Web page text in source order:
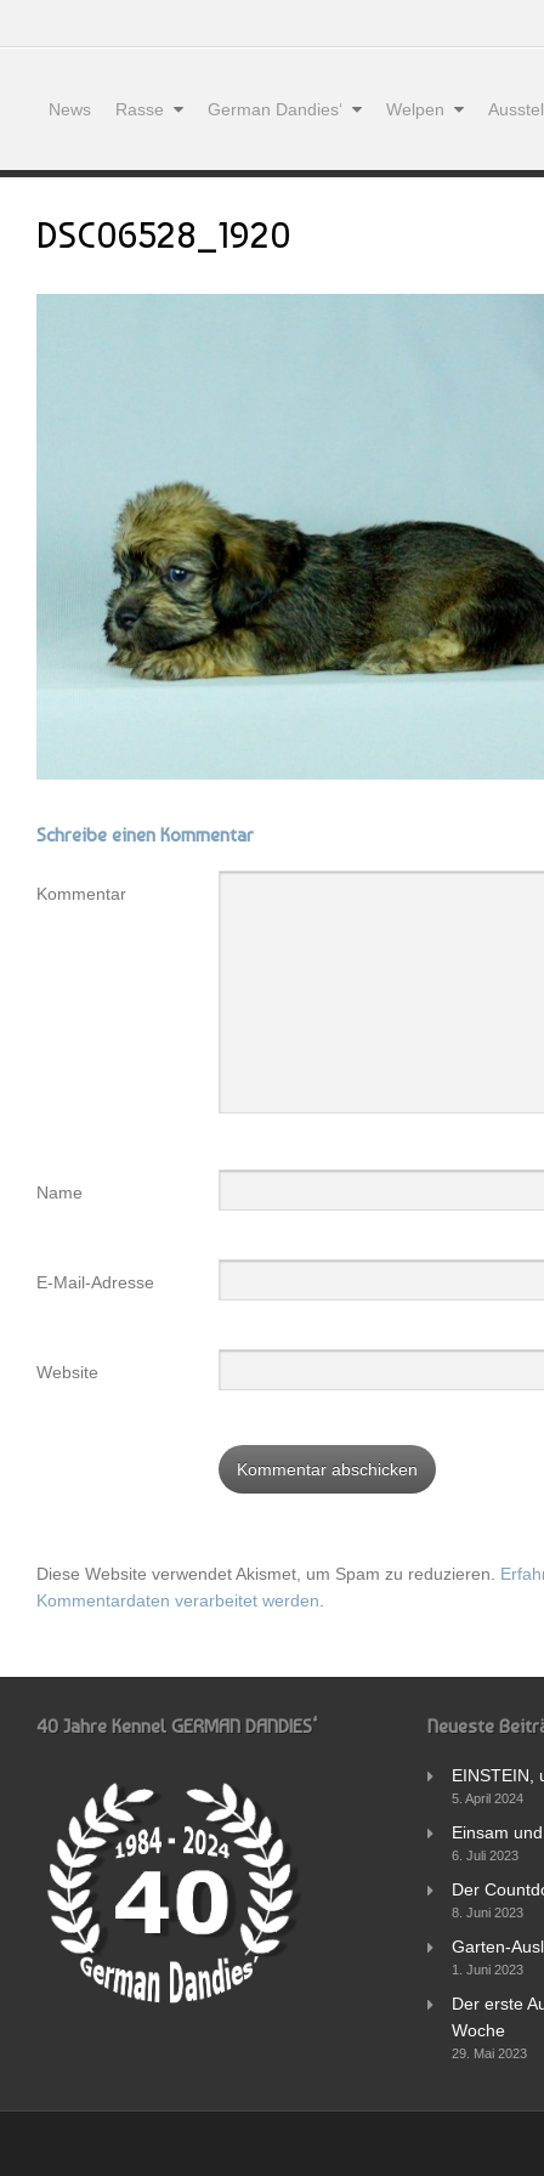
News Rasse German Dandies‘ Welpen
DSC06528_1920
Schreibe einen Kommentar
Kommentar
Name
E-Mail-Adresse
Website
Diese Website verwendet Akismet, um Spam zu reduzieren.
Kommentardaten verarbeitet werden
40 Jahre Kennel GERMAN DANDIES‘ Neueste
EINSTEIN,
5. April 2024
Einsam
6. Juli 2023
Der
8. Juni 2023
Garten-
1. Juni 2023
Der erste
Woche
29. Mai 2023